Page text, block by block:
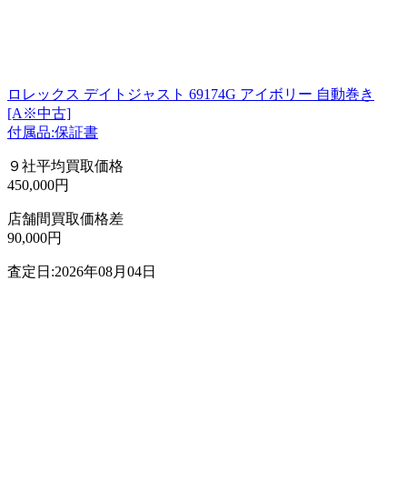
ロレックス デイトジャスト 69174G アイボリー 自動巻き
[A※中古]
付属品:保証書
９社平均買取価格
450,000円
店舗間買取価格差
90,000円
査定日:2026年08月04日